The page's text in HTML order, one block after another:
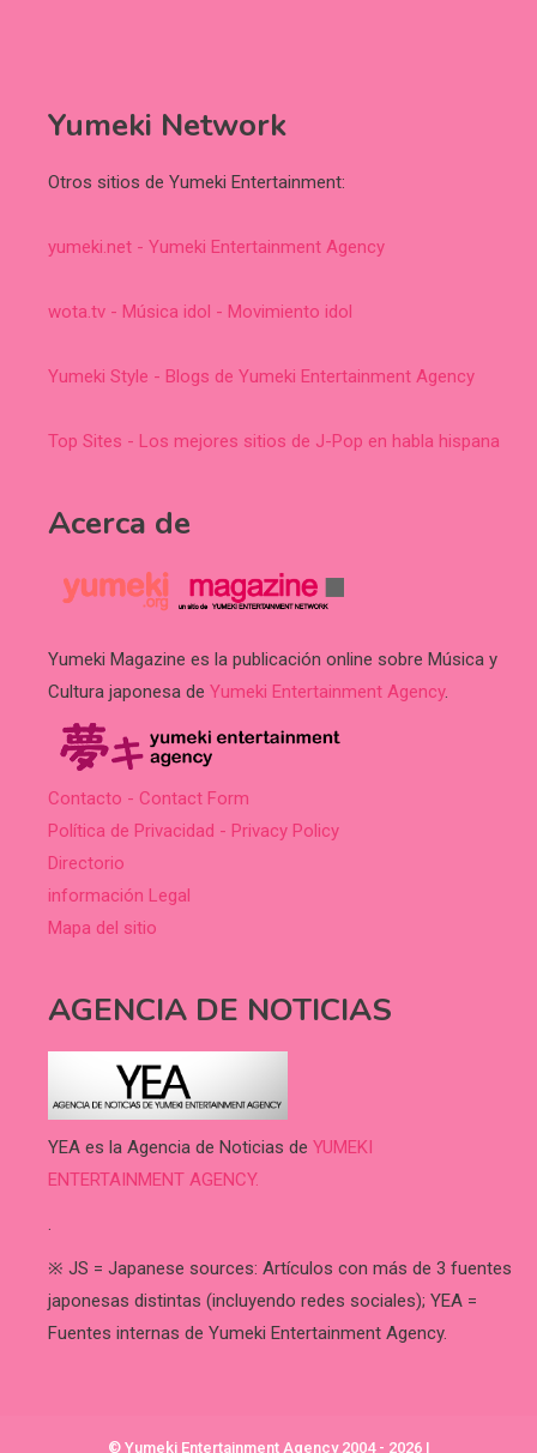
Yumeki Network
Otros sitios de Yumeki Entertainment:
yumeki.net - Yumeki Entertainment Agency
wota.tv - Música idol - Movimiento idol
Yumeki Style - Blogs de Yumeki Entertainment Agency
Top Sites - Los mejores sitios de J-Pop en habla hispana
Acerca de
Yumeki Magazine es la publicación online sobre Música y
Cultura japonesa de Yumeki Entertainment Agency.
Contacto - Contact Form
Política de Privacidad - Privacy Policy
Directorio
información Legal
Mapa del sitio
AGENCIA DE NOTICIAS
YEA es la Agencia de Noticias de YUMEKI
ENTERTAINMENT AGENCY.
.
※ JS = Japanese sources: Artículos con más de 3 fuentes
japonesas distintas (incluyendo redes sociales); YEA =
Fuentes internas de Yumeki Entertainment Agency.
© Yumeki Entertainment Agency 2004 - 2026 |